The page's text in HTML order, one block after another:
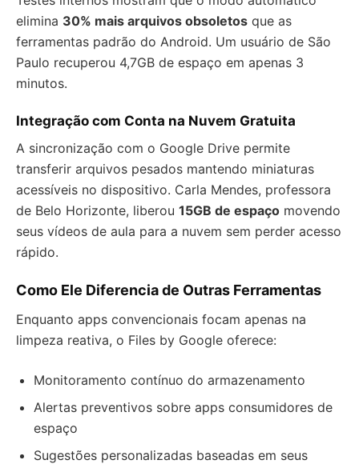
elimina 30% mais arquivos obsoletos que as
ferramentas padrão do Android. Um usuário de São
Paulo recuperou 4,7GB de espaço em apenas 3
minutos.
Integração com Conta na Nuvem Gratuita
A sincronização com o Google Drive permite
transferir arquivos pesados mantendo miniaturas
acessíveis no dispositivo. Carla Mendes, professora
de Belo Horizonte, liberou 15GB de espaço movendo
seus vídeos de aula para a nuvem sem perder acesso
rápido.
Como Ele Diferencia de Outras Ferramentas
Enquanto apps convencionais focam apenas na
limpeza reativa, o Files by Google oferece:
Monitoramento contínuo do armazenamento
Alertas preventivos sobre apps consumidores de
espaço
Sugestões personalizadas baseadas em seus